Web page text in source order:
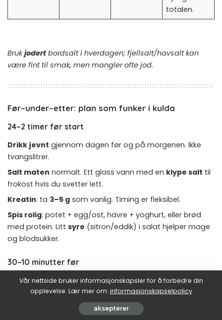
totalen.
Brukjodert bordsalt i hverdagen; fjellsalt/havsalt kan
være fint til smak, men mangler ofte jod.
Før–under–etter: plan som funker i kulda
24–2 timer før start
Drikk jevnt gjennom dagen før og på morgenen. Ikke
tvangslitrer.
Salt maten normalt. Ett glass vann med en klype salt til
frokost hvis du svetter lett.
Kreatin: ta 3–5 g som vanlig. Timing er fleksibel.
Spis rolig: potet + egg/ost, havre + yoghurt, eller brød
med protein. Litt syre (sitron/eddik) i salat hjelper mage
og blodsukker.
30–10 minutter før
Liten flaske (500–750 ml): ⅛–¼ ts salt (≈ 300–600 mg
natrium) + skvett sitron + 1–2 teskjeer sukker/honning hvis
du går langt. Ta noen slurker.
Vår nettside bruker informasjonskapsler for å forbedre din
opplevelse. Lær mer om: informasjonskapselpolicy
aksepterer